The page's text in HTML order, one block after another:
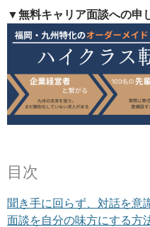
▼無料キャリア面談への申
目次
聞き手に回らず、対話を意
面談を自分の味方にする方